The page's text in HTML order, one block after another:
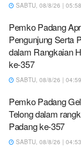
SABTU, 08/8/26 |
Pemko Padang
Pengunjung Serta
dalam Rangkaian
ke-357
SABTU, 08/8/26 |
Pemko Padang
Telong dalam
Padang ke-357
SABTU, 08/8/26 |